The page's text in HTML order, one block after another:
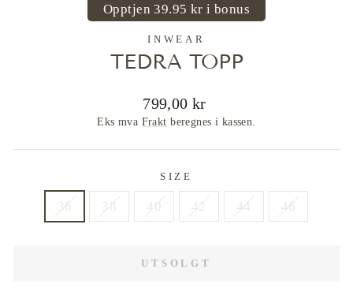
Opptjen 39.95 kr i bonus
INWEAR
TEDRA TOPP
Ordinær
pris
799,00 kr
Eks mva Frakt beregnes i kassen.
SIZE
36 38 40 42 44 46
UTSOLGT